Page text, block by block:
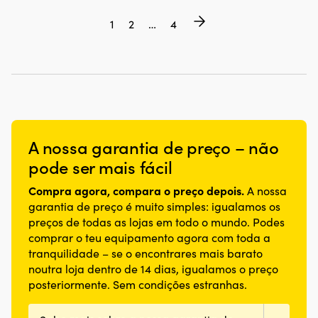
1 2 … 4
A nossa garantia de preço – não
pode ser mais fácil
Compra agora, compara o preço depois.A nossa
garantia de preço é muito simples: igualamos os
preços de todas as lojas em todo o mundo. Podes
comprar o teu equipamento agora com toda a
tranquilidade – se o encontrares mais barato
noutra loja dentro de 14 dias, igualamos o preço
posteriormente. Sem condições estranhas.